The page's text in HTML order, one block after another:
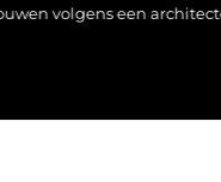
architectenbureau in